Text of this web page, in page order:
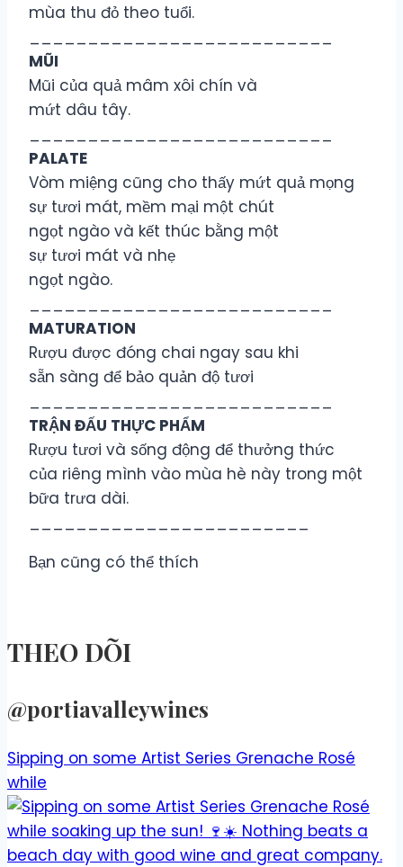
mùa thu đỏ theo tuổi.
__________________________
MŨI
Mũi của quả mâm xôi chín và
mứt dâu tây.
__________________________
PALATE
Vòm miệng cũng cho thấy mứt quả mọng
sự tươi mát, mềm mại một chút
ngọt ngào và kết thúc bằng một
sự tươi mát và nhẹ
ngọt ngào.
__________________________
MATURATION
Rượu được đóng chai ngay sau khi
sẵn sàng để bảo quản độ tươi
__________________________
TRẬN ĐẤU THỰC PHẨM
Rượu tươi và sống động để thưởng thức
của riêng mình vào mùa hè này trong một
bữa trưa dài.
________________________
Bạn cũng có thể thích
THEO DÕI
@portiavalleywines​
Sipping on some Artist Series Grenache Rosé
while